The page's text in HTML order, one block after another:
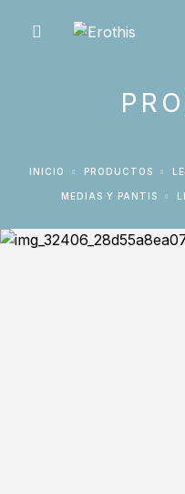
INICIO PRODUCTOS
MEDIAS Y PANTIS